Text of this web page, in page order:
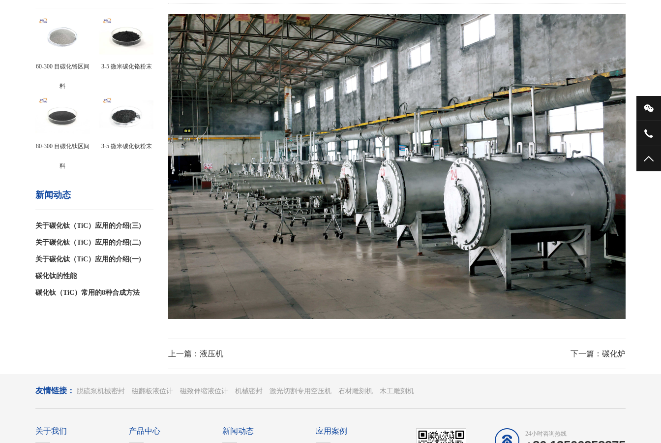
60-300 目碳化铬区间
料
3-5 微米碳化铬粉末
80-300 目碳化钛区间
料
3-5 微米碳化钛粉末
新闻动态
关于碳化钛（TiC）应用的介绍(三)
关于碳化钛（TiC）应用的介绍(二)
关于碳化钛（TiC）应用的介绍(一)
碳化钛的性能
碳化钛（TiC）常用的8种合成方法
上一篇：液压机 下一篇：碳化炉
友情链接： 脱硫泵机械密封 磁翻板液位计 磁致伸缩液位计 机械密封 激光切割专用空压机 石材雕刻机 木工雕刻机
关于我们 产品中心 新闻动态 应用案例 24小时咨询热线
微